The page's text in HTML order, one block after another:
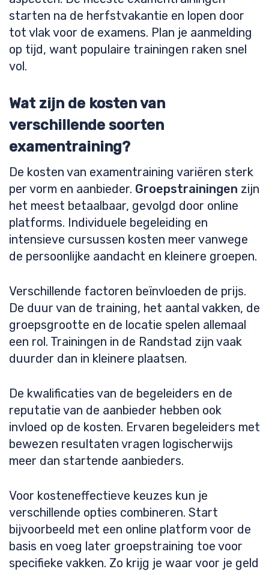
starten na de herfstvakantie en lopen door
tot vlak voor de examens. Plan je aanmelding
op tijd, want populaire trainingen raken snel
vol.
Wat zijn de kosten van
verschillende soorten
examentraining?
De kosten van examentraining variëren sterk
per vorm en aanbieder. Groepstrainingen zijn
het meest betaalbaar, gevolgd door online
platforms. Individuele begeleiding en
intensieve cursussen kosten meer vanwege
de persoonlijke aandacht en kleinere groepen.
Verschillende factoren beïnvloeden de prijs.
De duur van de training, het aantal vakken, de
groepsgrootte en de locatie spelen allemaal
een rol. Trainingen in de Randstad zijn vaak
duurder dan in kleinere plaatsen.
De kwalificaties van de begeleiders en de
reputatie van de aanbieder hebben ook
invloed op de kosten. Ervaren begeleiders met
bewezen resultaten vragen logischerwijs
meer dan startende aanbieders.
Voor kosteneffectieve keuzes kun je
verschillende opties combineren. Start
bijvoorbeeld met een online platform voor de
basis en voeg later groepstraining toe voor
specifieke vakken. Zo krijg je waar voor je geld